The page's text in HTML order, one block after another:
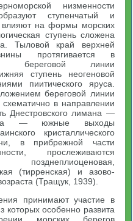
низменности
ступенчатый и
на формы морских
ступень сложена
Тыловой край верхней
протягивается в
береговой линии
ступень неогеновой
пиитического яруса.
береговой линии
в направлении
Днестровского лимана —
— южные выходы
кристаллического
в прибрежной части
прослеживаются
(тирренская) и азово-
(Тращук, 1939).
принимают участие в
которых особенно развита